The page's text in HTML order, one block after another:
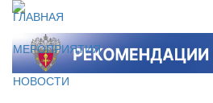
ГЛАВНАЯ
МЕРОПРИЯТИЯ
НОВОСТИ